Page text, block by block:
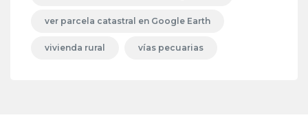
ver parcela catastral en Google Earth
vivienda rural vías pecuarias